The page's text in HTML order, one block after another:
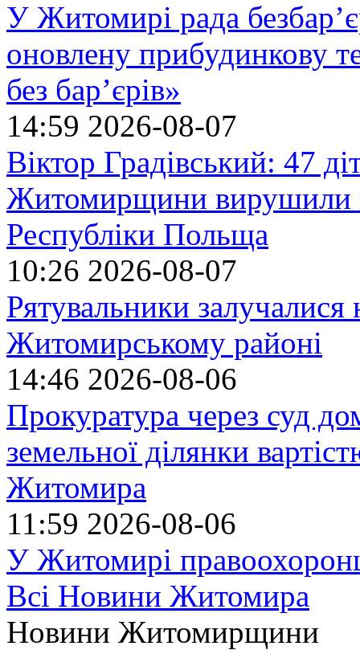
У Житомирі рада
оновлену прибудинкову
без бар’єрів»
14:59 2026-08-07
Віктор Градівський: 47
Житомирщини вирушили
Республіки Польща
10:26 2026-08-07
Рятувальники
Житомирському районі
14:46 2026-08-06
Прокуратура через суд
земельної ділянки
Житомира
11:59 2026-08-06
У Житомирі
Всі Новини Житомира
Новини Житомирщини